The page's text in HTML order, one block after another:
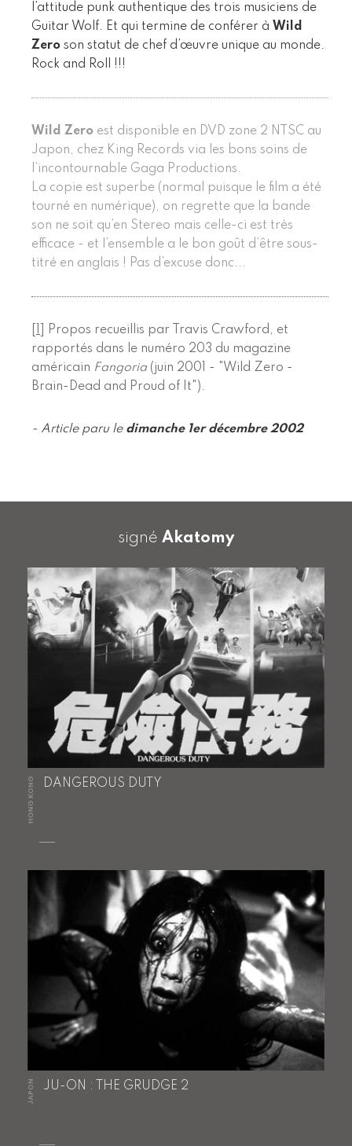
l’attitude punk authentique des trois musiciens de
Guitar Wolf. Et qui termine de conférer à Wild
Zero son statut de chef d’œuvre unique au monde.
Rock and Roll !!!
Wild Zero est disponible en DVD zone 2 NTSC au
Japon, chez King Records via les bons soins de
l’incontournable Gaga Productions.
La copie est superbe (normal puisque le film a été
tourné en numérique), on regrette que la bande
son ne soit qu’en Stereo mais celle-ci est très
efficace - et l’ensemble a le bon goût d’être sous-
titré en anglais ! Pas d’excuse donc...
Propos recueillis par Travis Crawford, et
rapportés dans le numéro 203 du magazine
américain Fangoria(juin 2001 - "Wild Zero -
Brain-Dead and Proud of It").
- Article paru le dimanche 1er décembre 2002
signé Akatomy
HONG KONG DANGEROUS DUTY
JAPON JU-ON : THE GRUDGE 2